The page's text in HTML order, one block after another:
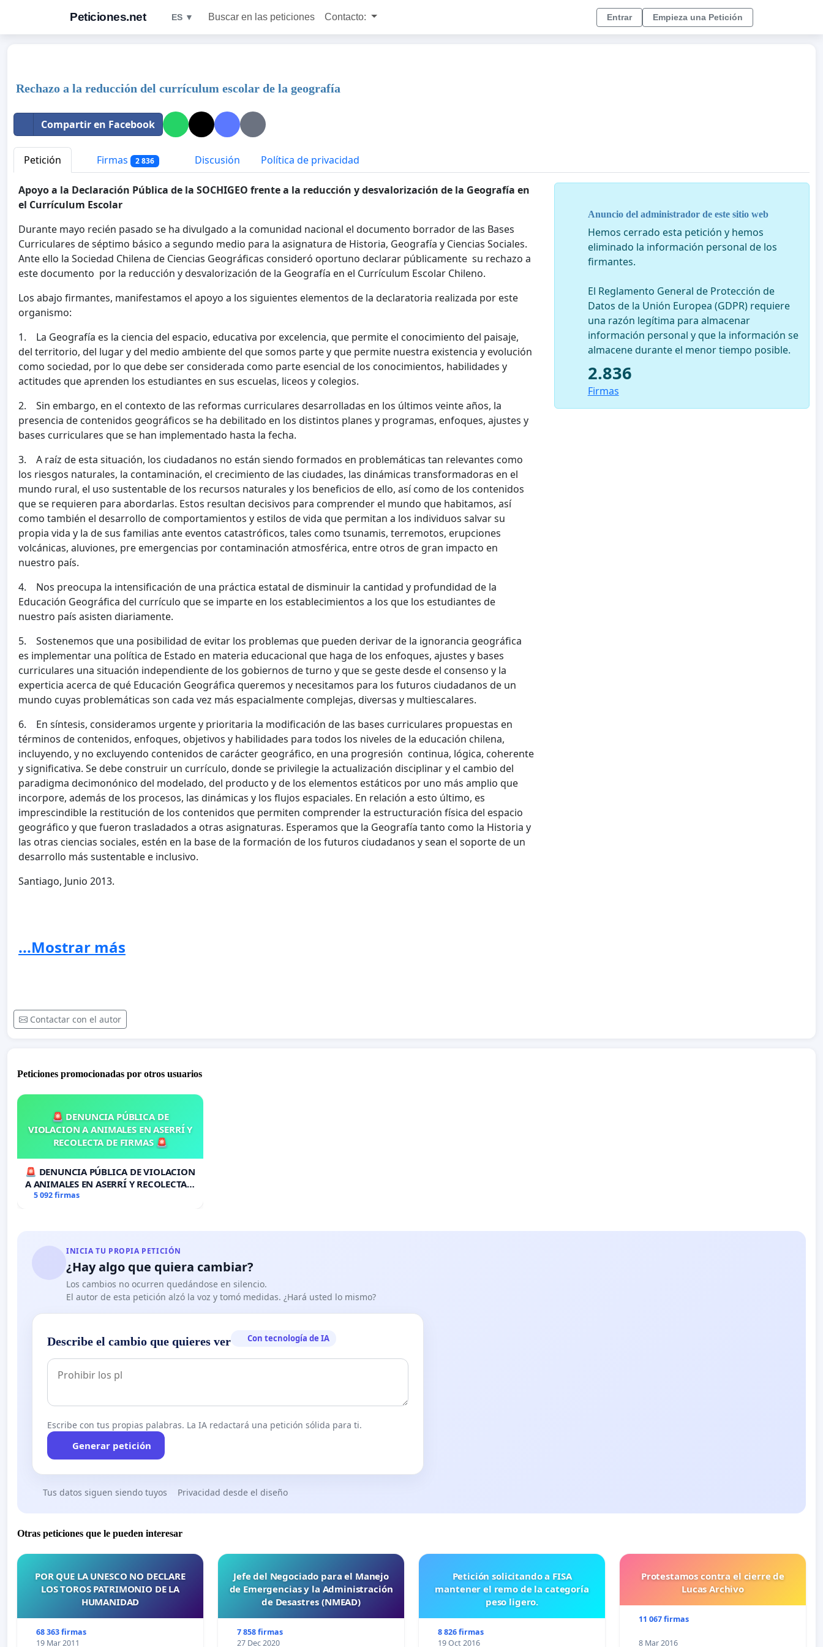
Peticiones.net ES ▼ Buscar en las peticiones Contacto: Entrar Empieza una Petición
Rechazo a la reducción del currículum escolar de la geografía
Compartir en Facebook
Petición Firmas 2 836 Discusión Política de privacidad
Apoyo a la Declaración Pública de la SOCHIGEO frente a la reducción y desvalorización de la Geografía en
el Currículum Escolar
Durante mayo recién pasado se ha divulgado a la comunidad nacional el documento borrador de las Bases
Curriculares de séptimo básico a segundo medio para la asignatura de Historia, Geografía y Ciencias Sociales.
Ante ello la Sociedad Chilena de Ciencias Geográficas consideró oportuno declarar públicamente su rechazo a
este documento por la reducción y desvalorización de la Geografía en el Currículum Escolar Chileno.
Los abajo firmantes, manifestamos el apoyo a los siguientes elementos de la declaratoria realizada por este
organismo:
1. La Geografía es la ciencia del espacio, educativa por excelencia, que permite el conocimiento del paisaje,
del territorio, del lugar y del medio ambiente del que somos parte y que permite nuestra existencia y evolución
como sociedad, por lo que debe ser considerada como parte esencial de los conocimientos, habilidades y
actitudes que aprenden los estudiantes en sus escuelas, liceos y colegios.
2. Sin embargo, en el contexto de las reformas curriculares desarrolladas en los últimos veinte años, la
presencia de contenidos geográficos se ha debilitado en los distintos planes y programas, enfoques, ajustes y
bases curriculares que se han implementado hasta la fecha.
3. A raíz de esta situación, los ciudadanos no están siendo formados en problemáticas tan relevantes como
los riesgos naturales, la contaminación, el crecimiento de las ciudades, las dinámicas transformadoras en el
mundo rural, el uso sustentable de los recursos naturales y los beneficios de ello, así como de los contenidos
que se requieren para abordarlas. Estos resultan decisivos para comprender el mundo que habitamos, así
como también el desarrollo de comportamientos y estilos de vida que permitan a los individuos salvar su
propia vida y la de sus familias ante eventos catastróficos, tales como tsunamis, terremotos, erupciones
volcánicas, aluviones, pre emergencias por contaminación atmosférica, entre otros de gran impacto en
nuestro país.
4. Nos preocupa la intensificación de una práctica estatal de disminuir la cantidad y profundidad de la
Educación Geográfica del currículo que se imparte en los establecimientos a los que los estudiantes de
nuestro país asisten diariamente.
5. Sostenemos que una posibilidad de evitar los problemas que pueden derivar de la ignorancia geográfica
es implementar una política de Estado en materia educacional que haga de los enfoques, ajustes y bases
curriculares una situación independiente de los gobiernos de turno y que se geste desde el consenso y la
experticia acerca de qué Educación Geográfica queremos y necesitamos para los futuros ciudadanos de un
mundo cuyas problemáticas son cada vez más espacialmente complejas, diversas y multiescalares.
6. En síntesis, consideramos urgente y prioritaria la modificación de las bases curriculares propuestas en
términos de contenidos, enfoques, objetivos y habilidades para todos los niveles de la educación chilena,
incluyendo, y no excluyendo contenidos de carácter geográfico, en una progresión continua, lógica, coherente
y significativa. Se debe construir un currículo, donde se privilegie la actualización disciplinar y el cambio del
paradigma decimonónico del modelado, del producto y de los elementos estáticos por uno más amplio que
incorpore, además de los procesos, las dinámicas y los flujos espaciales. En relación a esto último, es
imprescindible la restitución de los contenidos que permiten comprender la estructuración física del espacio
geográfico y que fueron trasladados a otras asignaturas. Esperamos que la Geografía tanto como la Historia y
las otras ciencias sociales, estén en la base de la formación de los futuros ciudadanos y sean el soporte de un
desarrollo más sustentable e inclusivo.
Santiago, Junio 2013.
...Mostrar más
Contactar con el autor
Anuncio del administrador de este sitio web
Hemos cerrado esta petición y hemos
eliminado la información personal de los
firmantes.
El Reglamento General de Protección de
Datos de la Unión Europea (GDPR) requiere
una razón legítima para almacenar
información personal y que la información se
almacene durante el menor tiempo posible.
2.836
Firmas
Peticiones promocionadas por otros usuarios
🚨 DENUNCIA PÚBLICA DE
VIOLACION A ANIMALES EN ASERRÍ Y
RECOLECTA DE FIRMAS 🚨
🚨 DENUNCIA PÚBLICA DE VIOLACION
A ANIMALES EN ASERRÍ Y RECOLECTA
DE FIRMAS 🚨
5 092 firmas
INICIA TU PROPIA PETICIÓN
¿Hay algo que quiera cambiar?
Los cambios no ocurren quedándose en silencio.
El autor de esta petición alzó la voz y tomó medidas. ¿Hará usted lo mismo?
Describe el cambio que quieres ver Con tecnología de IA
Escribe con tus propias palabras. La IA redactará una petición sólida para ti.
Generar petición
Tus datos siguen siendo tuyos Privacidad desde el diseño
Otras peticiones que le pueden interesar
POR QUE LA UNESCO NO DECLARE
LOS TOROS PATRIMONIO DE LA
HUMANIDAD
68 363 firmas
19 Mar 2011
Jefe del Negociado para el Manejo
de Emergencias y la Administración
de Desastres (NMEAD)
7 858 firmas
27 Dec 2020
Petición solicitando a FISA
mantener el remo de la categoría
peso ligero.
8 826 firmas
19 Oct 2016
Protestamos contra el cierre de
Lucas Archivo
11 067 firmas
8 Mar 2016